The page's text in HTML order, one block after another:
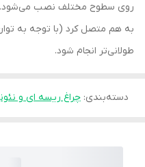
روی سطوح مختلف نصب می‌شود.
به هم متصل کرد (با توجه به
طولانی‌تر انجام شود.
دسته‌بندی: چراغ ریسه ای و